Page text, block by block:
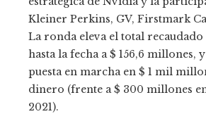
Kleiner Perkins, GV, Firstmark
La ronda eleva el total recaudado
hasta la fecha a $ 156,6 millones,
puesta en marcha en $ 1 mil
dinero (frente a $ 300 millones
2021).